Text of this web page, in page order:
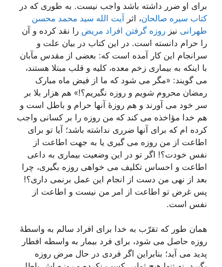
برای او ضرر داشته باشد واجب نیست. به طوری که در
کتاب سیره صالحان، اثر آیت الله سید محمد محسن
طهرانی نیز روزه گرفتن افراد مریض را نقد کرده و آن
را حرام دانسته است. در این کتاب در بیان علت و
سرانجام این کار آمده است که: بعضی از مقدس مآبان
با اینکه به بیماری زخم معده، کلیه و قلب مبتلا هستند،
می گویند: «مگر می شود که ما از فیض ماه مبارک
رمضان محروم شویم و روزه نگیریم؟!» هم هزار بلا بر
سر خود می آورند و هم روزۀ آنها حرام و باطل است و
هم خدا مؤاخذه می کند که من روزه را بر کسانی واجب
کرده ام که برای آنها ضرری نداشته باشد؛ آیا تو برای
اطاعت از من روزه می گیری یا به جهت اطاعت از
نفس خودت؟! اگر تو در این وضعیت بیماری به داعی
اطاعت و احساس تکلیف می خواهی روزه بگیری، چرا
بعد از نهی من دست از انجام این عمل برنمی داری؟!
پس غرض تو اطاعت از امر من نیست و اطاعت از
نفس است.
همان طور که تقرّب به خدا برای افراد سالم به واسطۀ
روزه حاصل می شود، برای فرد بیمار به واسطه افطار
پدید می آید؛ بنابراین اگر فردی در حال مرض روزه